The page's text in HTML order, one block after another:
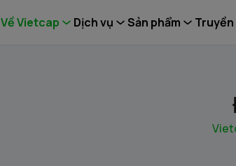
Về Vietcap Dịch vụ Sản phẩm